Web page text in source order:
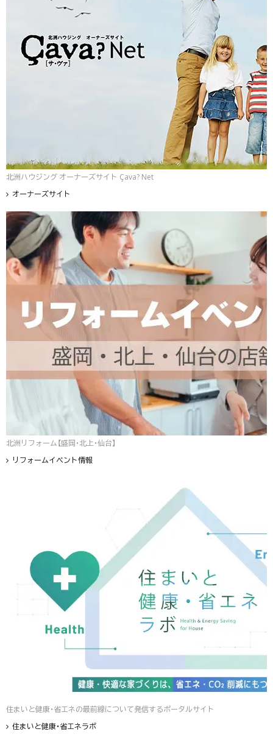
北洲ハウジング オーナーズサイト Çava? Net
オーナーズサイト
北洲リフォーム【盛岡・北上・仙台】
リフォームイベント情報
住まいと健康・省エネの最前線について発信するポータルサイト
住まいと健康・省エネラボ